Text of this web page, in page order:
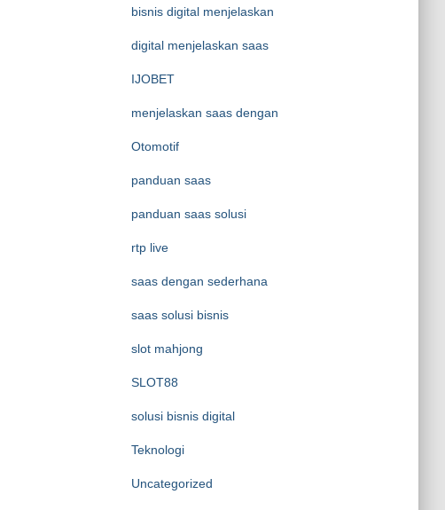
bisnis digital menjelaskan
digital menjelaskan saas
IJOBET
menjelaskan saas dengan
Otomotif
panduan saas
panduan saas solusi
rtp live
saas dengan sederhana
saas solusi bisnis
slot mahjong
SLOT88
solusi bisnis digital
Teknologi
Uncategorized